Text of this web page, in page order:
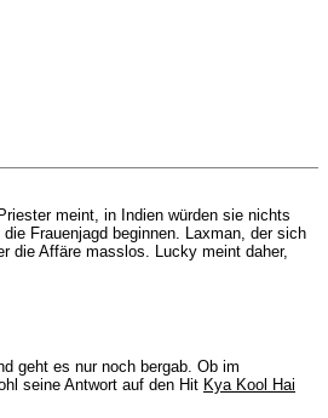
meint, in Indien würden sie nichts
Frauenjagd beginnen. Laxman, der sich
die Affäre masslos. Lucky meint daher,
geht es nur noch bergab. Ob im
seine Antwort auf den Hit Kya Kool Hai